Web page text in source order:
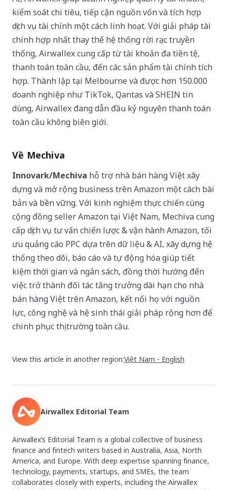
kiểm soát chi tiêu, tiếp cận nguồn vốn và tích hợp
dịch vụ tài chính một cách linh hoạt. Với giải pháp tài
chính hợp nhất thay thế hệ thống rời rạc truyền
thống, Airwallex cung cấp từ tài khoản đa tiền tệ,
thanh toán toàn cầu, đến các sản phẩm tài chính tích
hợp. Thành lập tại Melbourne và được hơn 150.000
doanh nghiệp như TikTok, Qantas và SHEIN tin
dùng, Airwallex đang dẫn đầu kỷ nguyên thanh toán
toàn cầu không biên giới.
Về Mechiva
Innovark/Mechiva hỗ trợ nhà bán hàng Việt xây
dựng và mở rộng business trên Amazon một cách bài
bản và bền vững. Với kinh nghiệm thực chiến cùng
cộng đồng seller Amazon tại Việt Nam, Mechiva cung
cấp dịch vụ tư vấn chiến lược & vận hành Amazon, tối
ưu quảng cáo PPC dựa trên dữ liệu & AI, xây dựng hệ
thống theo dõi, báo cáo và tự động hóa giúp tiết
kiệm thời gian và ngân sách, đồng thời hướng đến
việc trở thành đối tác tăng trưởng dài hạn cho nhà
bán hàng Việt trên Amazon, kết nối họ với nguồn
lực, công nghệ và hệ sinh thái giải pháp rộng hơn để
chinh phục thị trường toàn cầu.
View this article in another region:Việt Nam - English
Airwallex Editorial Team
Airwallex’s Editorial Team is a global collective of business
finance and fintech writers based in Australia, Asia, North
America, and Europe. With deep expertise spanning finance,
technology, payments, startups, and SMEs, the team
collaborates closely with experts, including the Airwallex